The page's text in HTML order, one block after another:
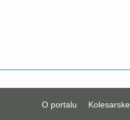
O portalu